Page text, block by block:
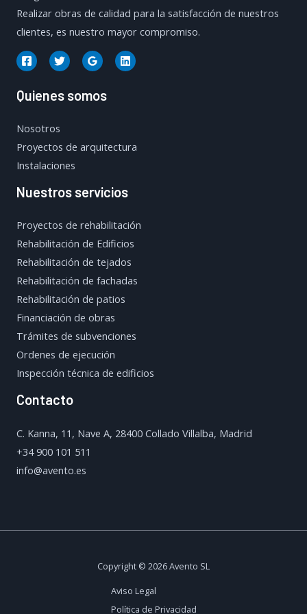
Realizar obras de calidad para la satisfacción de nuestros
clientes, es nuestro mayor compromiso.
Quienes somos
Nosotros
Proyectos de arquitectura
Instalaciones
Nuestros servicios
Proyectos de rehabilitación
Rehabilitación de Edificios
Rehabilitación de tejados
Rehabilitación de fachadas
Rehabilitación de patios
Financiación de obras
Trámites de subvenciones
Ordenes de ejecución
Inspección técnica de edificios
Contacto
C. Kanna, 11, Nave A, 28400 Collado Villalba, Madrid
+34 900 101 511
info@avento.es
Copyright © 2026 Avento SL
Aviso Legal
Política de Privacidad